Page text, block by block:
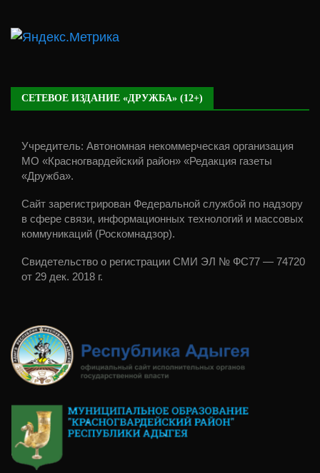
СЕТЕВОЕ ИЗДАНИЕ «ДРУЖБА» (12+)
Учредитель: Автономная некоммерческая организация
МО «Красногвардейский район» «Редакция газеты
«Дружба».
Сайт зарегистрирован Федеральной службой по надзору
в сфере связи, информационных технологий и массовых
коммуникаций (Роскомнадзор).
Свидетельство о регистрации СМИ ЭЛ № ФС77 — 74720
от 29 дек. 2018 г.